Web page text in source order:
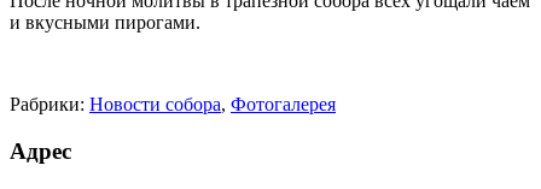
и вкусными пирогами.
Рабрики: Новости собора, Фотогалерея
Адрес